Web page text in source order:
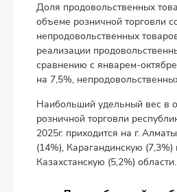
Доля продовольственных
объеме розничной торговли
непродовольственных
реализации
сравнению с январем-
на 7,5%,
Наибольший удельный вес в
розничной торговли
2025г. приходится на г.
(14%), Карагандинскую (7,3%)
Казахстанскую (5,2%) области.
Доли областей в общем